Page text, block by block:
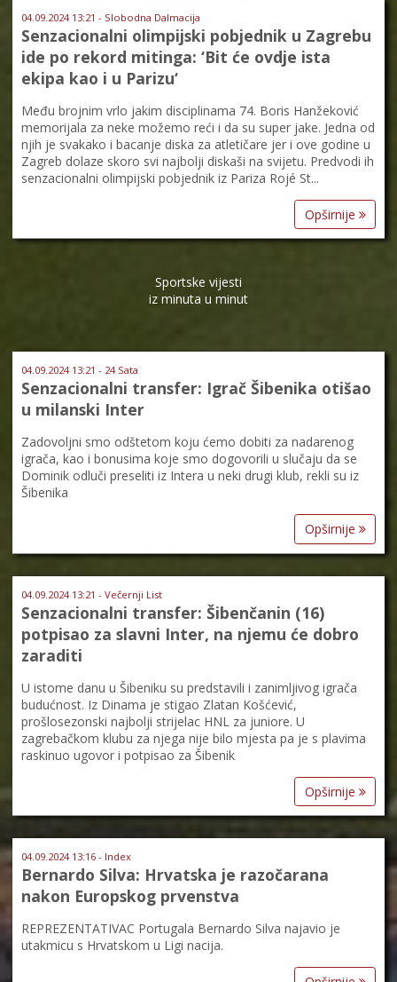
04.09.2024 13:21 - Slobodna Dalmacija
Senzacionalni olimpijski pobjednik u Zagrebu
ide po rekord mitinga: ‘Bit će ovdje ista
ekipa kao i u Parizu‘
Među brojnim vrlo jakim disciplinama 74. Boris Hanžeković
memorijala za neke možemo reći i da su super jake. Jedna od
njih je svakako i bacanje diska za atletičare jer i ove godine u
Zagreb dolaze skoro svi najbolji diskaši na svijetu. Predvodi ih
senzacionalni olimpijski pobjednik iz Pariza Rojé St...
Opširnije
Sportske vijesti
iz minuta u minut
04.09.2024 13:21 - 24 Sata
Senzacionalni transfer: Igrač Šibenika otišao
u milanski Inter
Zadovoljni smo odštetom koju ćemo dobiti za nadarenog
igrača, kao i bonusima koje smo dogovorili u slučaju da se
Dominik odluči preseliti iz Intera u neki drugi klub, rekli su iz
Šibenika
Opširnije
04.09.2024 13:21 - Večernji List
Senzacionalni transfer: Šibenčanin (16)
potpisao za slavni Inter, na njemu će dobro
zaraditi
U istome danu u Šibeniku su predstavili i zanimljivog igrača
budućnost. Iz Dinama je stigao Zlatan Košćević,
prošlosezonski najbolji strijelac HNL za juniore. U
zagrebačkom klubu za njega nije bilo mjesta pa je s plavima
raskinuo ugovor i potpisao za Šibenik
Opširnije
04.09.2024 13:16 - Index
Bernardo Silva: Hrvatska je razočarana
nakon Europskog prvenstva
REPREZENTATIVAC Portugala Bernardo Silva najavio je
utakmicu s Hrvatskom u Ligi nacija.